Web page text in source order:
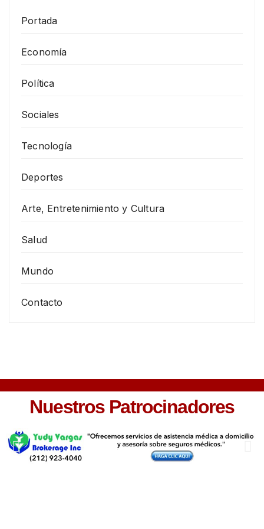
Portada
Economía
Política
Sociales
Tecnología
Deportes
Arte, Entretenimiento y Cultura
Salud
Mundo
Contacto
Nuestros Patrocinadores